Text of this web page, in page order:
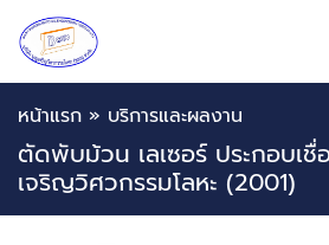
หน้าแรก » บริการและผลงาน
ตัดพับม้วน เลเซอร์ ประกอบเ
เจริญวิศวกรรมโลหะ (2001)